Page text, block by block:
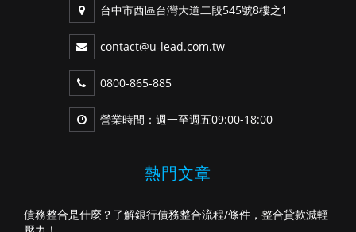
台中市西區台灣大道二段545號8樓之1
contact@u-lead.com.tw
0800-865-885
營業時間：週一至週五09:00-18:00
熱門文章
債務整合是什麼？了解銀行債務整合流程/條件，整合貸款減輕